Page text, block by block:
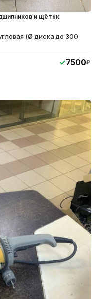
и щёток
(Ø диска до 300
7500₽